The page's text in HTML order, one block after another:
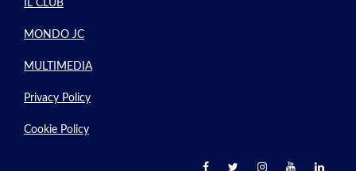
IL CLUB
MONDO JC
MULTIMEDIA
Privacy Policy
Cookie Policy